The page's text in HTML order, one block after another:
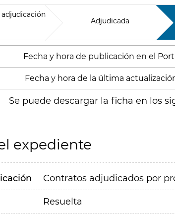
Adjudicada
Fecha y hora de publicación en el
Fecha y hora de la última
Se puede descargar la ficha en los
expediente
Contratos adjudicados por
Resuelta